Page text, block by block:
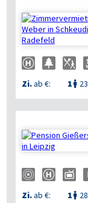
Zi.ab €: 1  23
Zi.ab €: 1  28